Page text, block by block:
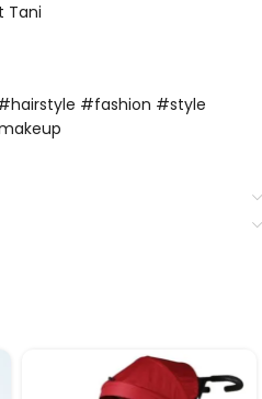
Tani
#fashion #style